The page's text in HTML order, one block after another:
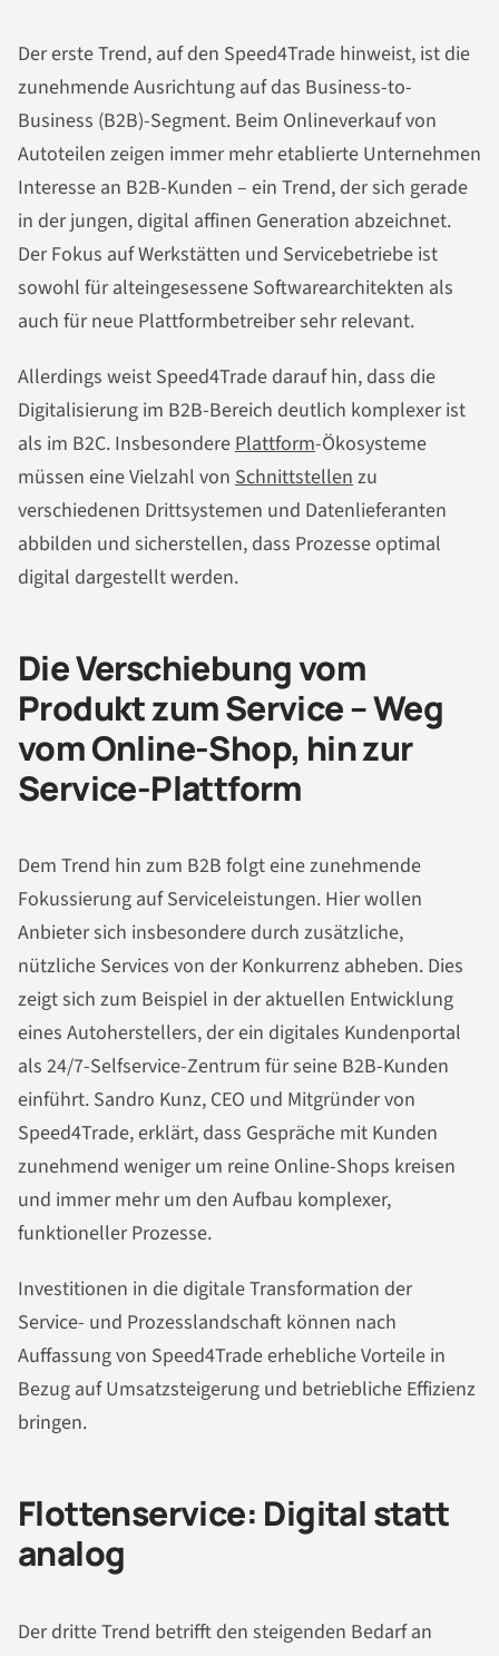
Der erste Trend, auf den Speed4Trade hinweist, ist die
zunehmende Ausrichtung auf das Business-to-
Business (B2B)-Segment. Beim Onlineverkauf von
Autoteilen zeigen immer mehr etablierte Unternehmen
Interesse an B2B-Kunden – ein Trend, der sich gerade
in der jungen, digital affinen Generation abzeichnet.
Der Fokus auf Werkstätten und Servicebetriebe ist
sowohl für alteingesessene Softwarearchitekten als
auch für neue Plattformbetreiber sehr relevant.
Allerdings weist Speed4Trade darauf hin, dass die
Digitalisierung im B2B-Bereich deutlich komplexer ist
als im B2C. Insbesondere Plattform-Ökosysteme
müssen eine Vielzahl von Schnittstellen zu
verschiedenen Drittsystemen und Datenlieferanten
abbilden und sicherstellen, dass Prozesse optimal
digital dargestellt werden.
Die Verschiebung vom
Produkt zum Service – Weg
vom Online-Shop, hin zur
Service-Plattform
Dem Trend hin zum B2B folgt eine zunehmende
Fokussierung auf Serviceleistungen. Hier wollen
Anbieter sich insbesondere durch zusätzliche,
nützliche Services von der Konkurrenz abheben. Dies
zeigt sich zum Beispiel in der aktuellen Entwicklung
eines Autoherstellers, der ein digitales Kundenportal
als 24/7-Selfservice-Zentrum für seine B2B-Kunden
einführt. Sandro Kunz, CEO und Mitgründer von
Speed4Trade, erklärt, dass Gespräche mit Kunden
zunehmend weniger um reine Online-Shops kreisen
und immer mehr um den Aufbau komplexer,
funktioneller Prozesse.
Investitionen in die digitale Transformation der
Service- und Prozesslandschaft können nach
Auffassung von Speed4Trade erhebliche Vorteile in
Bezug auf Umsatzsteigerung und betriebliche Effizienz
bringen.
Flottenservice: Digital statt
analog
Der dritte Trend betrifft den steigenden Bedarf an